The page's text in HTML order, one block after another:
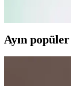
Ayın popüler